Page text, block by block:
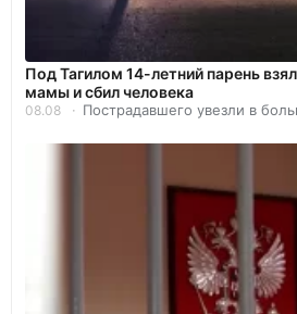
Под Тагилом 14-летний парень
мамы и сбил человека
08.08 Пострадавшего увезли в